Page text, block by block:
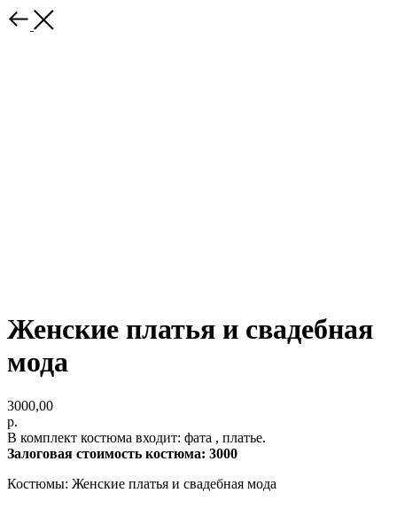
Женские платья и свадебная
мода
3000,00
р.
В комплект костюма входит: фата , платье.
Залоговая стоимость костюма: 3000
Костюмы: Женские платья и свадебная мода